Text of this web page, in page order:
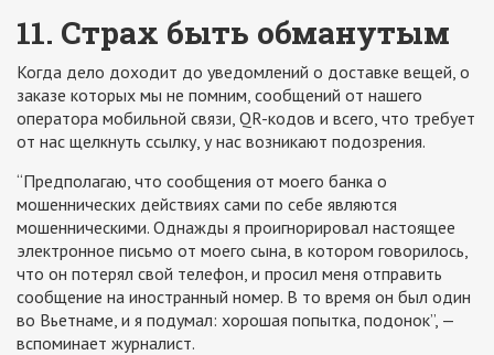
11. Страх быть обманутым
Когда дело доходит до уведомлений о доставке вещей, о
заказе которых мы не помним, сообщений от нашего
оператора мобильной связи, QR-кодов и всего, что требует
от нас щелкнуть ссылку, у нас возникают подозрения.
“Предполагаю, что сообщения от моего банка о
мошеннических действиях сами по себе являются
мошенническими. Однажды я проигнорировал настоящее
электронное письмо от моего сына, в котором говорилось,
что он потерял свой телефон, и просил меня отправить
сообщение на иностранный номер. В то время он был один
во Вьетнаме, и я подумал: хорошая попытка, подонок”, —
вспоминает журналист.